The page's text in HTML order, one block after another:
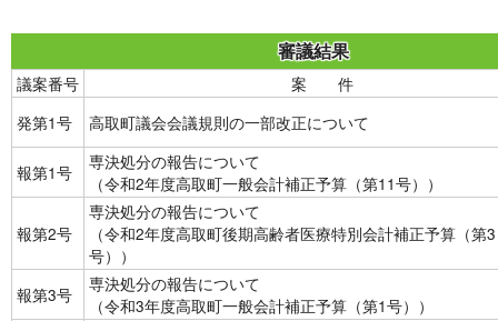
審議結果
議案番号
案 件
発第1号
高取町議会会議規則の一部改正について
報第1号
専決処分の報告について
（令和2年度高取町一般会計補正予算（第11号））
報第2号
専決処分の報告について
（令和2年度高取町後期高齢者医療特別会計補正予算（第3
号））
報第3号
専決処分の報告について
（令和3年度高取町一般会計補正予算（第1号））